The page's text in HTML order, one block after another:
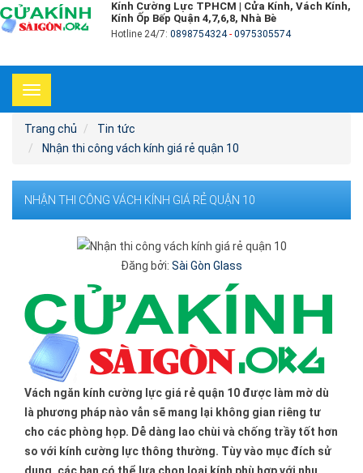
Kính Cường Lực TPHCM | Cửa Kính, Vách Kính,
Kính Ốp Bếp Quận 4,7,6,8, Nhà Bè
Hotline 24/7: 0898754324- 0975305574
Toggle
navigation
Trang chủ
Tin tức
Nhận thi công vách kính giá rẻ quận 10
NHẬN THI CÔNG VÁCH KÍNH GIÁ RẺ QUẬN 10
Đăng bởi: Sài Gòn Glass
Vách ngăn kính cường lực giá rẻ quận 10 được làm mờ dù
là phương pháp nào vẫn sẽ mang lại không gian riêng tư
cho các phòng họp. Dễ dàng lao chùi và chống trầy tốt hơn
so với kính cường lực thông thường. Tùy vào mục đích sử